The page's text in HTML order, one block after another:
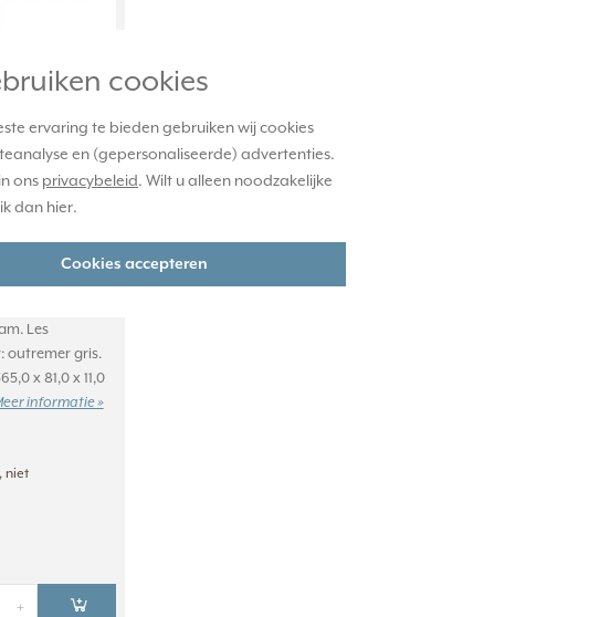
cookies
ervaring te bieden gebruiken wij cookies
en (gepersonaliseerde) advertenties.
ons privacybeleid. Wilt u alleen noodzakelijke
dan hier.
Cookies accepteren
Les
outremer gris.
x 81,0 x 11,0
informatie »
niet
+